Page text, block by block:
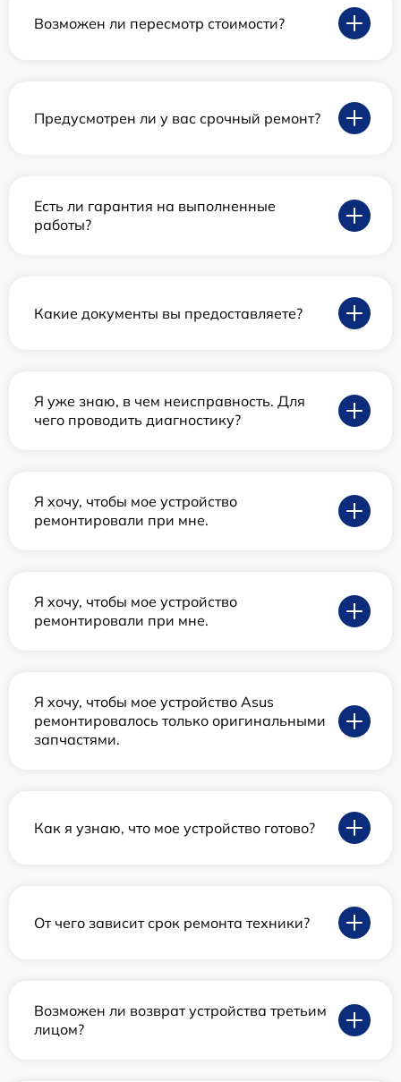
Возможен ли пересмотр стоимости?
Предусмотрен ли у вас срочный ремонт?
Есть ли гарантия на выполненные
работы?
Какие документы вы предоставляете?
Я уже знаю, в чем неисправность. Для
чего проводить диагностику?
Я хочу, чтобы мое устройство
ремонтировали при мне.
Я хочу, чтобы мое устройство
ремонтировали при мне.
Я хочу, чтобы мое устройство Asus
ремонтировалось только оригинальными
запчастями.
Как я узнаю, что мое устройство готово?
От чего зависит срок ремонта техники?
Возможен ли возврат устройства третьим
лицом?